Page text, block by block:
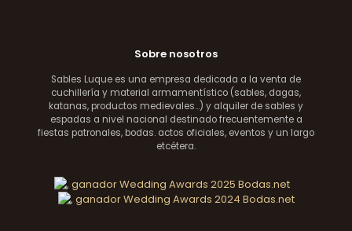
Sobre nosotros
Sables Luque es una empresa dedicada a la venta de
cuchillería y material armamentístico (sables, dagas,
katanas, productos medievales...) y alquiler de sables y
espadas a nivel nacional destinado frecuentemente a
fiestas patronales, bodas. actos oficiales, eventos y un largo
etcétera.